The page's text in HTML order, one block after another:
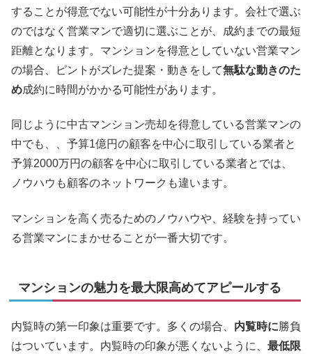
することが得意でない可能性が十分あります。会社で選ぶ
のではなく営業マンで適切に選ぶことが、成約までの最短
距離となります。マンションを得意としていない営業マン
の場合、ピントがズレた提案・動きをして無駄な動きのた
め成約に時間がかかる可能性があります。
同じように中古マンション売却を得意している営業マンの
中でも、、予算1億円の顧客を中心に取引している業者と
予算2000万円の顧客を中心に取引している業者とでは、
ノウハウも顧客のネットワークも違います。
マンションを高く売るためのノウハウや、経験を持ってい
る営業マンにまかせることが一番大切です。
マンションの魅力を最大限高めてアピールする
内覧時の第一印象は重要です。多くの場合、 内覧時に勝負
はついています。内覧時の印象が悪くないように、 最低限